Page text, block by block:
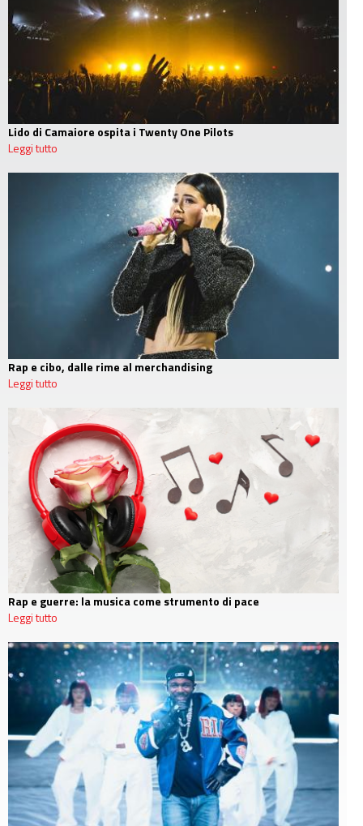
Lido di Camaiore ospita i Twenty One Pilots
Leggi tutto
Rap e cibo, dalle rime al merchandising
Leggi tutto
Rap e guerre: la musica come strumento di pace
Leggi tutto